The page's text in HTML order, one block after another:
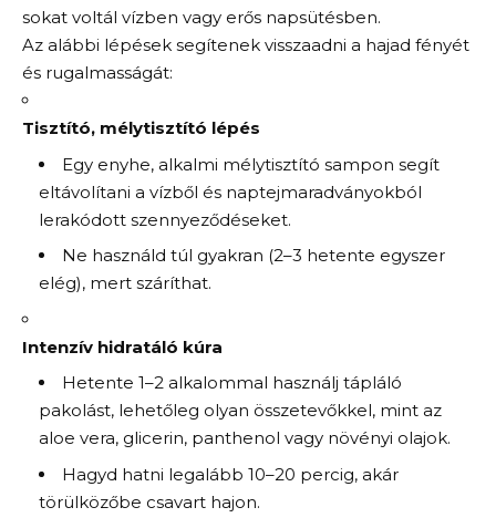
sokat voltál vízben vagy erős napsütésben.
Az alábbi lépések segítenek visszaadni a hajad fényét
és rugalmasságát:
Tisztító, mélytisztító lépés
Egy enyhe, alkalmi mélytisztító sampon segít
eltávolítani a vízből és naptejmaradványokból
lerakódott szennyeződéseket.
Ne használd túl gyakran (2–3 hetente egyszer
elég), mert száríthat.
Intenzív hidratáló kúra
Hetente 1–2 alkalommal használj tápláló
pakolást, lehetőleg olyan összetevőkkel, mint az
aloe vera, glicerin, panthenol vagy növényi olajok.
Hagyd hatni legalább 10–20 percig, akár
törülközőbe csavart hajon.